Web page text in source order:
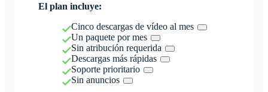
El plan incluye:
Cinco descargas de vídeo al mes
Un paquete por mes
Sin atribución requerida
Descargas más rápidas
Soporte prioritario
Sin anuncios